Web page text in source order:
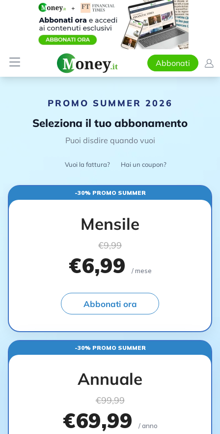
Abbonati
PROMO SUMMER 2026
Seleziona il tuo abbonamento
Puoi disdire quando vuoi
Vuoi la fattura? Hai un coupon?
-30% PROMO SUMMER
Mensile
€9,99
€6,99 / mese
Abbonati ora
-30% PROMO SUMMER
Annuale
€99,99
€69,99 / anno